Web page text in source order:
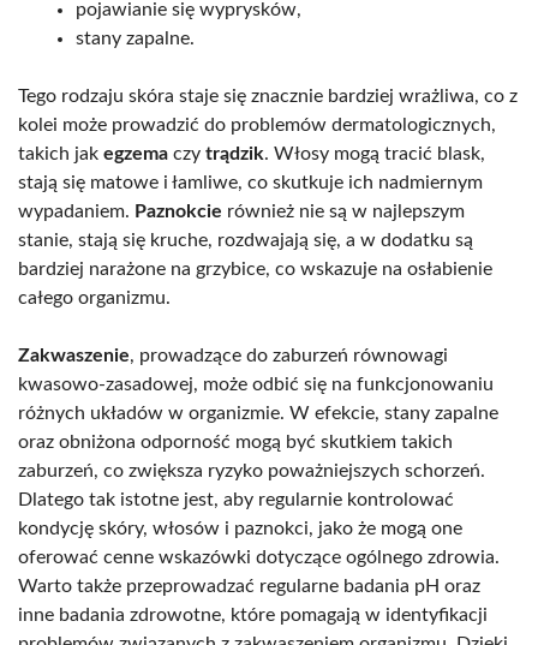
pojawianie się wyprysków,
stany zapalne.
Tego rodzaju skóra staje się znacznie bardziej wrażliwa, co z
kolei może prowadzić do problemów dermatologicznych,
takich jak egzema czy trądzik. Włosy mogą tracić blask,
stają się matowe i łamliwe, co skutkuje ich nadmiernym
wypadaniem. Paznokcie również nie są w najlepszym
stanie, stają się kruche, rozdwajają się, a w dodatku są
bardziej narażone na grzybice, co wskazuje na osłabienie
całego organizmu.
Zakwaszenie, prowadzące do zaburzeń równowagi
kwasowo-zasadowej, może odbić się na funkcjonowaniu
różnych układów w organizmie. W efekcie, stany zapalne
oraz obniżona odporność mogą być skutkiem takich
zaburzeń, co zwiększa ryzyko poważniejszych schorzeń.
Dlatego tak istotne jest, aby regularnie kontrolować
kondycję skóry, włosów i paznokci, jako że mogą one
oferować cenne wskazówki dotyczące ogólnego zdrowia.
Warto także przeprowadzać regularne badania pH oraz
inne badania zdrowotne, które pomagają w identyfikacji